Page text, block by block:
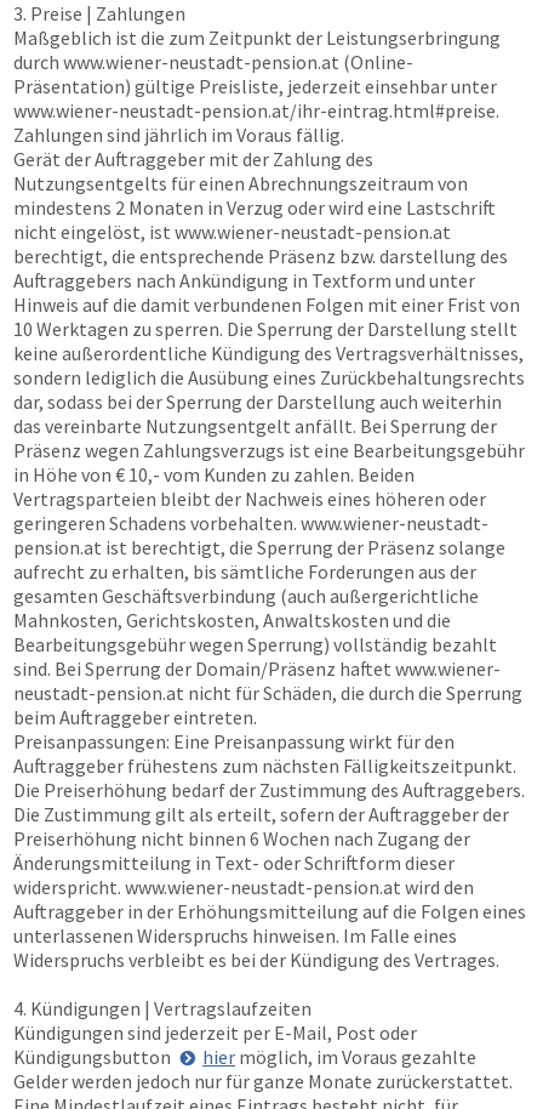
3. Preise | Zahlungen
Maßgeblich ist die zum Zeitpunkt der Leistungserbringung
durch www.wiener-neustadt-pension.at (Online-
Präsentation) gültige Preisliste, jederzeit einsehbar unter
www.wiener-neustadt-pension.at/ihr-eintrag.html#preise.
Zahlungen sind jährlich im Voraus fällig.
Gerät der Auftraggeber mit der Zahlung des
Nutzungsentgelts für einen Abrechnungszeitraum von
mindestens 2 Monaten in Verzug oder wird eine Lastschrift
nicht eingelöst, ist www.wiener-neustadt-pension.at
berechtigt, die entsprechende Präsenz bzw. darstellung des
Auftraggebers nach Ankündigung in Textform und unter
Hinweis auf die damit verbundenen Folgen mit einer Frist von
10 Werktagen zu sperren. Die Sperrung der Darstellung stellt
keine außerordentliche Kündigung des Vertragsverhältnisses,
sondern lediglich die Ausübung eines Zurückbehaltungsrechts
dar, sodass bei der Sperrung der Darstellung auch weiterhin
das vereinbarte Nutzungsentgelt anfällt. Bei Sperrung der
Präsenz wegen Zahlungsverzugs ist eine Bearbeitungsgebühr
in Höhe von € 10,- vom Kunden zu zahlen. Beiden
Vertragsparteien bleibt der Nachweis eines höheren oder
geringeren Schadens vorbehalten. www.wiener-neustadt-
pension.at ist berechtigt, die Sperrung der Präsenz solange
aufrecht zu erhalten, bis sämtliche Forderungen aus der
gesamten Geschäftsverbindung (auch außergerichtliche
Mahnkosten, Gerichtskosten, Anwaltskosten und die
Bearbeitungsgebühr wegen Sperrung) vollständig bezahlt
sind. Bei Sperrung der Domain/Präsenz haftet www.wiener-
neustadt-pension.at nicht für Schäden, die durch die Sperrung
beim Auftraggeber eintreten.
Preisanpassungen: Eine Preisanpassung wirkt für den
Auftraggeber frühestens zum nächsten Fälligkeitszeitpunkt.
Die Preiserhöhung bedarf der Zustimmung des Auftraggebers.
Die Zustimmung gilt als erteilt, sofern der Auftraggeber der
Preiserhöhung nicht binnen 6 Wochen nach Zugang der
Änderungsmitteilung in Text- oder Schriftform dieser
widerspricht. www.wiener-neustadt-pension.at wird den
Auftraggeber in der Erhöhungsmitteilung auf die Folgen eines
unterlassenen Widerspruchs hinweisen. Im Falle eines
Widerspruchs verbleibt es bei der Kündigung des Vertrages.
4. Kündigungen | Vertragslaufzeiten
Kündigungen sind jederzeit per E-Mail, Post oder
Kündigungsbutton
hier möglich, im Voraus gezahlte
Gelder werden jedoch nur für ganze Monate zurückerstattet.